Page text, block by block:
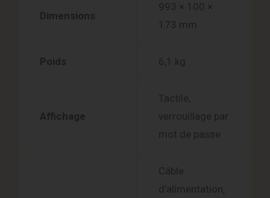
Dimensions
993 × 100 ×
173 mm
Poids 6,1 kg
Affichage
Tactile,
verrouillage par
mot de passe
Câble
d’alimentation,